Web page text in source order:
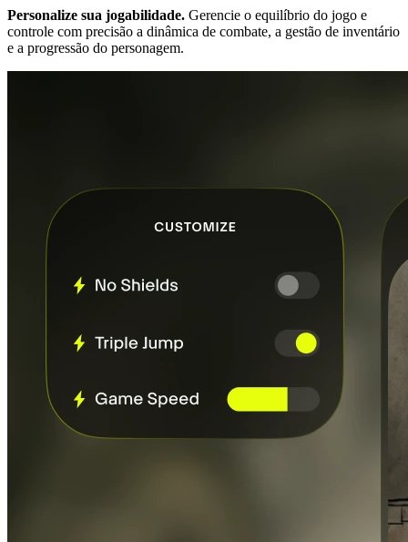
Personalize sua jogabilidade. Gerencie o equilíbrio do jogo e
controle com precisão a dinâmica de combate, a gestão de inventário
e a progressão do personagem.